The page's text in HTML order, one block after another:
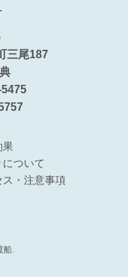
三尾187
果
ついて
ス・注意事項
.